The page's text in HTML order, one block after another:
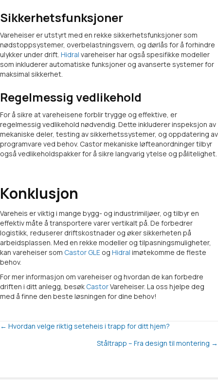
Sikkerhetsfunksjoner
Vareheiser er utstyrt med en rekke sikkerhetsfunksjoner som
nødstoppsystemer, overbelastningsvern, og dørlås for å forhindre
ulykker under drift. Hidral vareheiser har også spesifikke modeller
som inkluderer automatiske funksjoner og avanserte systemer for
maksimal sikkerhet.
Regelmessig vedlikehold
For å sikre at vareheisene forblir trygge og effektive, er
regelmessig vedlikehold nødvendig. Dette inkluderer inspeksjon av
mekaniske deler, testing av sikkerhetssystemer, og oppdatering av
programvare ved behov. Castor mekaniske løfteanordninger tilbyr
også vedlikeholdspakker for å sikre langvarig ytelse og pålitelighet.
Konklusjon
Vareheis er viktig i mange bygg- og industrimiljøer, og tilbyr en
effektiv måte å transportere varer vertikalt på. De forbedrer
logistikk, reduserer driftskostnader og øker sikkerheten på
arbeidsplassen. Med en rekke modeller og tilpasningsmuligheter,
kan vareheiser som Castor GLE og Hidral imøtekomme de fleste
behov.
For mer informasjon om vareheiser og hvordan de kan forbedre
driften i ditt anlegg, besøk CastorVareheiser. La oss hjelpe deg
med å finne den beste løsningen for dine behov!
Posts
← Hvordan velge riktig seteheis i trapp for ditt hjem?
Ståltrapp – Fra design til montering →